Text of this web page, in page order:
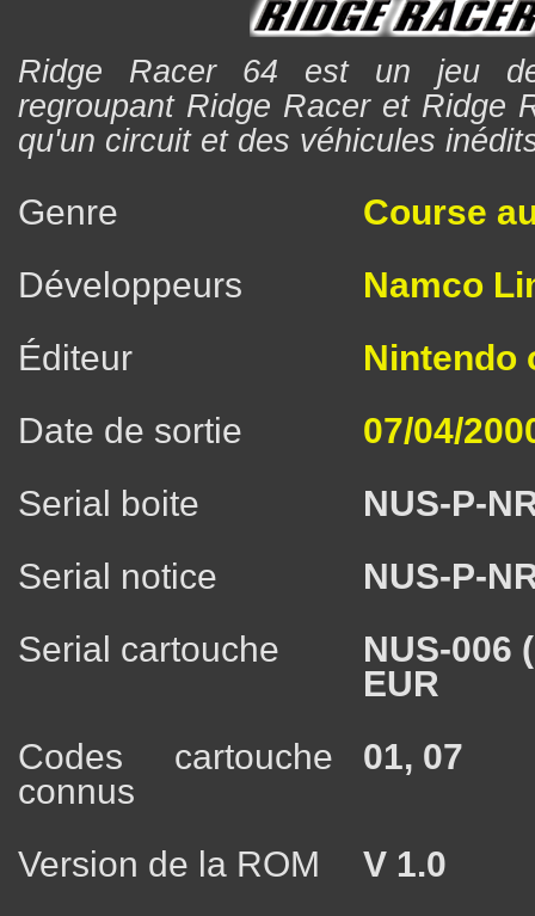
Ridge Racer 64 est un jeu
regroupant Ridge Racer et Ridge
qu'un circuit et des véhicules
Genre
Course
Développeurs
Namco
Éditeur
Nintendo
Date de sortie
07/04/
Serial boite
NUS-P-
Serial notice
NUS-P-
Serial cartouche
NUS-006
EUR
Codes cartouche
connus
01, 07
Version de la ROM
V 1.0